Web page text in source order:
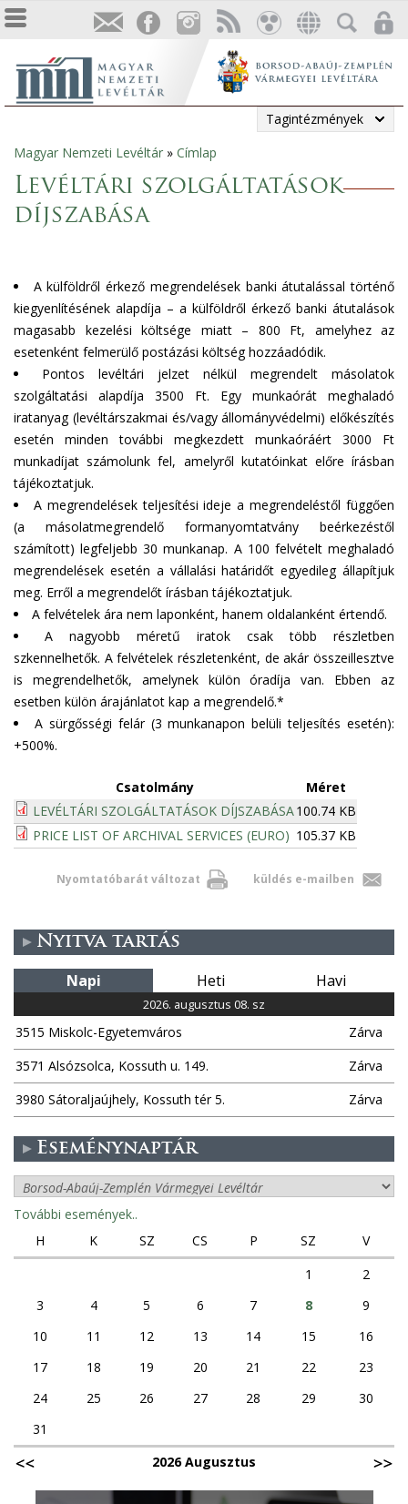
Tagintézmények
Jelenlegi
hely
Magyar Nemzeti Levéltár » Címlap
Levéltári szolgáltatások
díjszabása
A külföldről érkező megrendelések banki átutalással történő
kiegyenlítésének alapdíja – a külföldről érkező banki átutalások
magasabb kezelési költsége miatt – 800 Ft, amelyhez az
esetenként felmerülő postázási költség hozzáadódik.
Pontos levéltári jelzet nélkül megrendelt másolatok
szolgáltatási alapdíja 3500 Ft. Egy munkaórát meghaladó
iratanyag (levéltárszakmai és/vagy állományvédelmi) előkészítés
esetén minden további megkezdett munkaóráért 3000 Ft
munkadíjat számolunk fel, amelyről kutatóinkat előre írásban
tájékoztatjuk.
A megrendelések teljesítési ideje a megrendeléstől függően
(a másolatmegrendelő formanyomtatvány beérkezéstől
számított) legfeljebb 30 munkanap. A 100 felvételt meghaladó
megrendelések esetén a vállalási határidőt egyedileg állapítjuk
meg. Erről a megrendelőt írásban tájékoztatjuk.
A felvételek ára nem laponként, hanem oldalanként értendő.
A nagyobb méretű iratok csak több részletben
szkennelhetők. A felvételek részletenként, de akár összeillesztve
is megrendelhetők, amelynek külön óradíja van. Ebben az
esetben külön árajánlatot kap a megrendelő.*
A sürgősségi felár (3 munkanapon belüli teljesítés esetén):
+500%.
Csatolmány
Méret
LEVÉLTÁRI SZOLGÁLTATÁSOK DÍJSZABÁSA100.74 KB
PRICE LIST OF ARCHIVAL SERVICES (EURO) 105.37 KB
Nyomtatóbarát változat küldés e-mailben
Nyitva tartás
Napi Heti Havi
2026. augusztus 08. sz
3515 Miskolc-Egyetemváros
Zárva
3571 Alsózsolca, Kossuth u. 149.
Zárva
3980 Sátoraljaújhely, Kossuth tér 5.
Zárva
Eseménynaptár
További események..
H
K SZ CS P SZ
V
1
2
3
4 5 6 7 8
9
10
11 12 13 14 15
16
17
18 19 20 21 22
23
24
25 26 27 28 29
30
31
2026 Augusztus